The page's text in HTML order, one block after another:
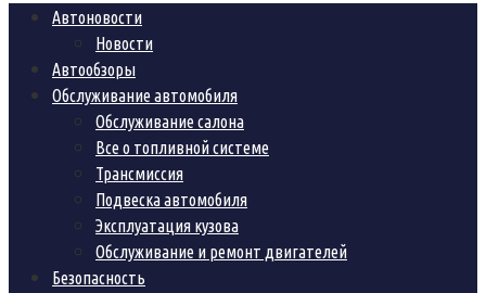
Автоновости
Новости
Автообзоры
Обслуживание автомобиля
Обслуживание салона
Все о топливной системе
Трансмиссия
Подвеска автомобиля
Эксплуатация кузова
Обслуживание и ремонт двигателей
Безопасность